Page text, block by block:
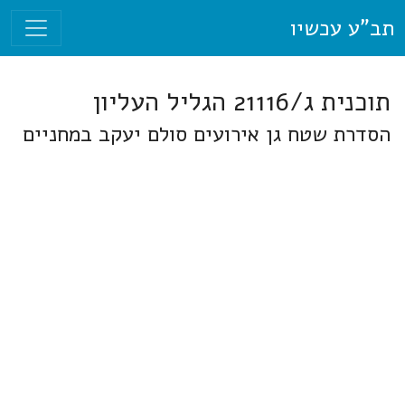
תב"ע עכשיו
תוכנית ג/21116 הגליל העליון
הסדרת שטח גן אירועים סולם יעקב במחניים